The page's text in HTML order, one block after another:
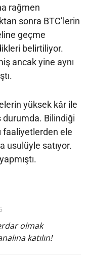
rağmen
sonra BTC’lerin
geçme
belirtiliyor.
ancak yine aynı
yüksek kâr ile
durumda. Bilindiği
faaliyetlerden ele
usulüyle satıyor.
olmak
katılın!